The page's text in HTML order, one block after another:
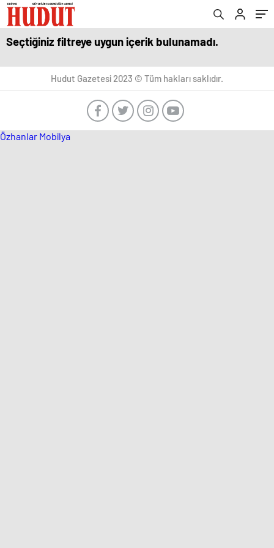
Seçtiğiniz filtreye uygun içerik bulunamadı.
Hudut Gazetesi 2023 © Tüm hakları saklıdır.
Özhanlar Mobilya